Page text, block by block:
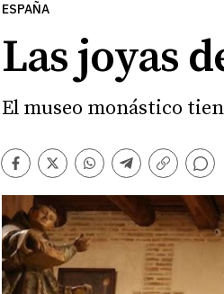
ESPAÑA
Las joyas
El museo monástico
Facebook
TwitterWhatsapp
Telegram
Copiar
enlace
Comentarios